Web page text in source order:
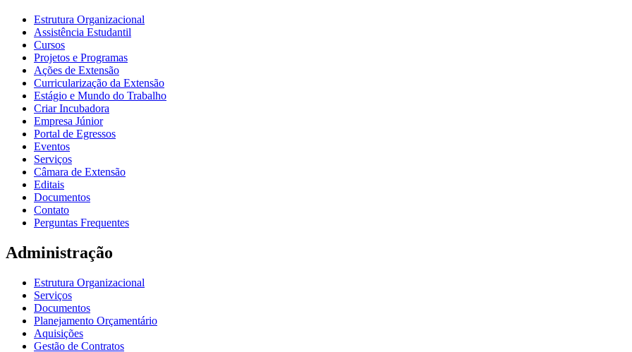
Estrutura Organizacional
Assistência Estudantil
Cursos
Projetos e Programas
Ações de Extensão
Curricularização da Extensão
Estágio e Mundo do Trabalho
Criar Incubadora
Empresa Júnior
Portal de Egressos
Eventos
Serviços
Câmara de Extensão
Editais
Documentos
Contato
Perguntas Frequentes
Administração
Estrutura Organizacional
Serviços
Documentos
Planejamento Orçamentário
Aquisições
Gestão de Contratos